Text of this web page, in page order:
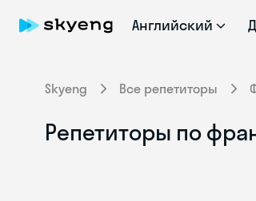
Английский
Skyeng Все репетиторы
Репетиторы по